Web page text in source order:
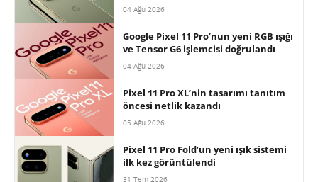
04 Ağu 2026
Google Pixel 11 Pro’nun yeni RGB ışığı
ve Tensor G6 işlemcisi doğrulandı
04 Ağu 2026
Pixel 11 Pro XL’nin tasarımı tanıtım
öncesi netlik kazandı
05 Ağu 2026
Pixel 11 Pro Fold’un yeni ışık sistemi
ilk kez görüntülendi
31 Tem 2026